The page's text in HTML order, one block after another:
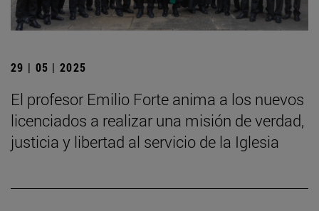
29 | 05 | 2025
El profesor Emilio Forte anima a los nuevos
licenciados a realizar una misión de verdad,
justicia y libertad al servicio de la Iglesia